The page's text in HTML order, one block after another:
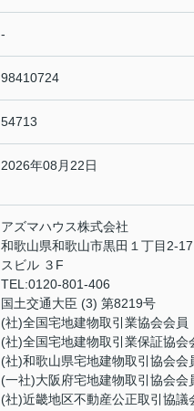
-
98410724
54713
2026年08月22日
アズマハウス株式会社
和歌山県和歌山市黒田１丁目2-
スビル ３F
TEL:0120-801-406
国土交通大臣 (3) 第8219号
(社)全国宅地建物取引業協会会員
(社)全国宅地建物取引業保証協会
(社)和歌山県宅地建物取引協会会
(一社)大阪府宅地建物取引協会会
(社)近畿地区不動産公正取引協議